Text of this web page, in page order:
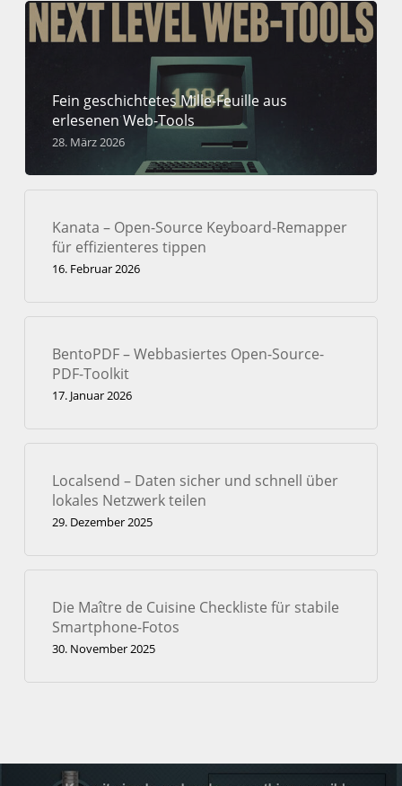
Fein geschichtetes Mille-Feuille aus
erlesenen Web-Tools
28. März 2026
Kanata – Open-Source Keyboard-Remapper
für effizienteres tippen
16. Februar 2026
BentoPDF – Webbasiertes Open-Source-
PDF-Toolkit
17. Januar 2026
Localsend – Daten sicher und schnell über
lokales Netzwerk teilen
29. Dezember 2025
Die Maître de Cuisine Checkliste für stabile
Smartphone-Fotos
30. November 2025